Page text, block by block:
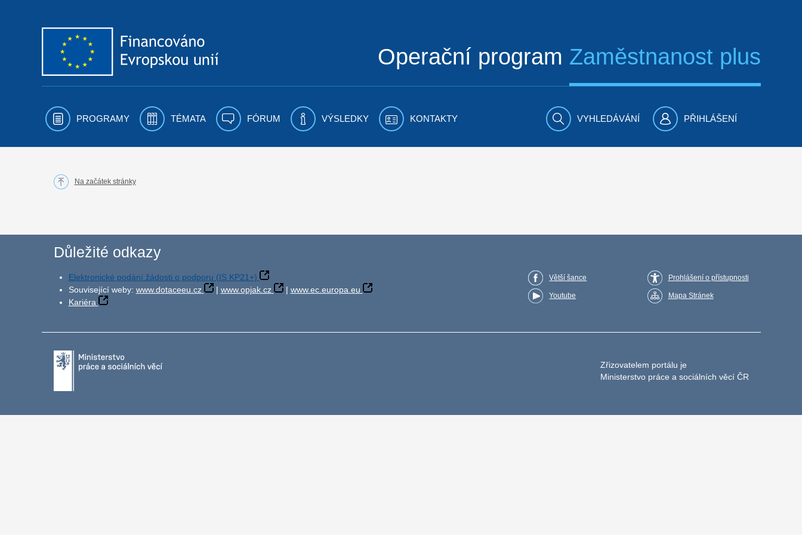
Operační program Zaměstnanost plus
PROGRAMY TÉMATA FÓRUM VÝSLEDKY KONTAKTY VYHLEDÁVÁNÍ PŘIHLÁŠENÍ
Na začátek stránky
Důležité odkazy
Elektronické podání žádosti o podporu (IS KP21+)
Související weby: www.dotaceeu.cz | www.opjak.cz | www.ec.europa.eu
Kariéra
Větší šance
Youtube
Prohlášení o přístupnosti
Mapa Stránek
Zřizovatelem portálu je
Ministerstvo práce a sociálních věcí ČR